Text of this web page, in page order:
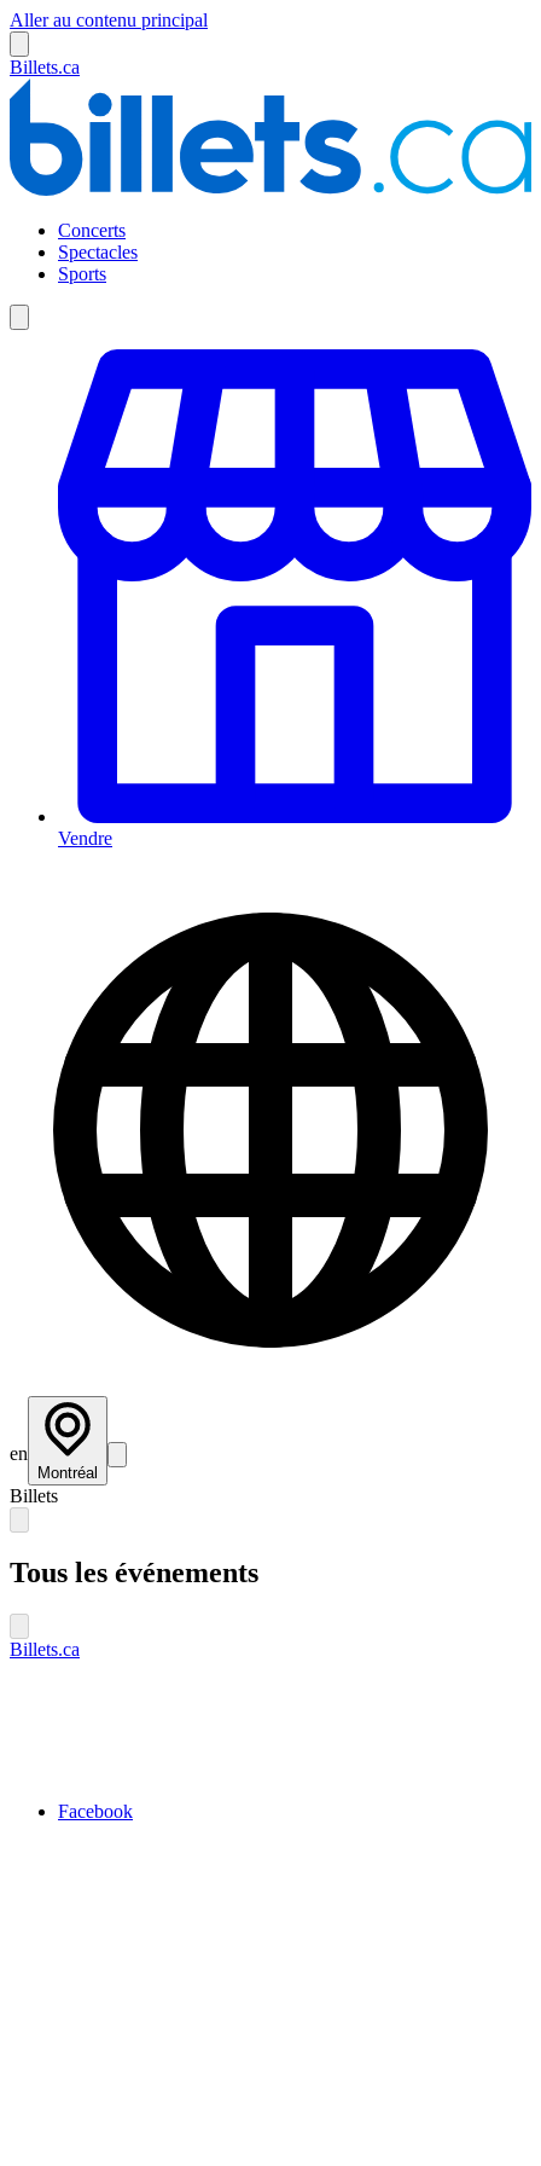
Aller au contenu principal
Billets.ca
Concerts
Spectacles
Sports
Vendre
en
Montréal
Billets
Tous les événements
Billets.ca
Facebook